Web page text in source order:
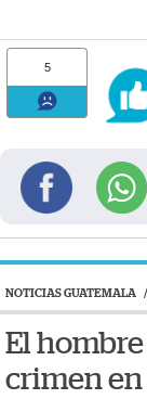
5
NOTICIAS GUATEMALA /
El
crimen